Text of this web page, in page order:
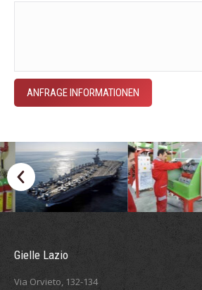
Gielle Lazio
Via Orvieto, 132-134